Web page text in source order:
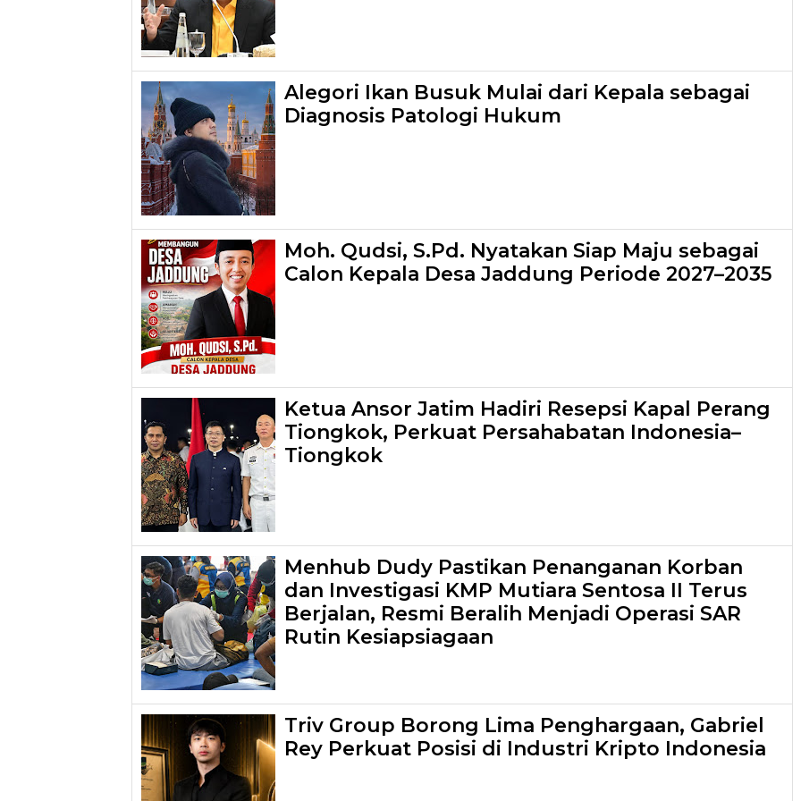
Alegori Ikan Busuk Mulai dari Kepala sebagai
Diagnosis Patologi Hukum
Moh. Qudsi, S.Pd. Nyatakan Siap Maju sebagai
Calon Kepala Desa Jaddung Periode 2027–2035
Ketua Ansor Jatim Hadiri Resepsi Kapal Perang
Tiongkok, Perkuat Persahabatan Indonesia–
Tiongkok
Menhub Dudy Pastikan Penanganan Korban
dan Investigasi KMP Mutiara Sentosa II Terus
Berjalan, Resmi Beralih Menjadi Operasi SAR
Rutin Kesiapsiagaan
Triv Group Borong Lima Penghargaan, Gabriel
Rey Perkuat Posisi di Industri Kripto Indonesia